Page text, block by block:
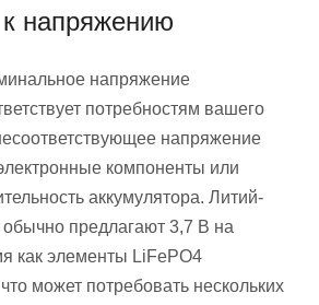
напряжению
напряжение
потребностям вашего
напряжение
компоненты или
аккумулятора. Литий-
предлагают 3,7 В на
как элементы LiFePO4
может потребовать нескольких